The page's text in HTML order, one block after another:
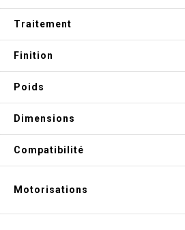
Traitement
Finition
Poids
Dimensions
Compatibilité
Motorisations